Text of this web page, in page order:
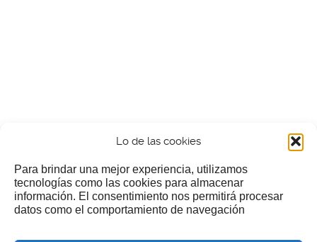
Lo de las cookies
Para brindar una mejor experiencia, utilizamos
tecnologías como las cookies para almacenar
información. El consentimiento nos permitirá procesar
datos como el comportamiento de navegación
¿Nos invitas a un cafecillo?